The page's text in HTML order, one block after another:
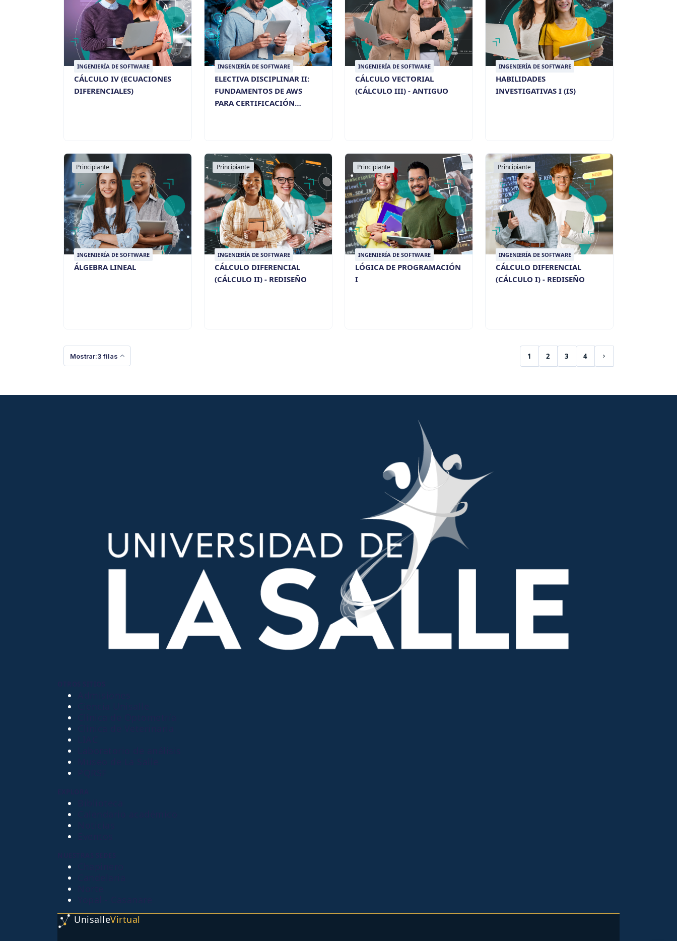
INGENIERÍA DE SOFTWARE
CÁLCULO IV (ECUACIONES
DIFERENCIALES)
INGENIERÍA DE SOFTWARE
ELECTIVA DISCIPLINAR II:
FUNDAMENTOS DE AWS
PARA CERTIFICACIÓN
INGENIERÍA DE SOFTWARE
CÁLCULO VECTORIAL
(CÁLCULO III) - ANTIGUO
INGENIERÍA DE SOFTWARE
HABILIDADES
INVESTIGATIVAS I (IS)
Principiante
INGENIERÍA DE SOFTWARE
ÁLGEBRA LINEAL
Principiante
INGENIERÍA DE SOFTWARE
CÁLCULO DIFERENCIAL
(CÁLCULO II) - REDISEÑO
Principiante
INGENIERÍA DE SOFTWARE
LÓGICA DE PROGRAMACIÓN
I
Principiante
INGENIERÍA DE SOFTWARE
CÁLCULO DIFERENCIAL
(CÁLCULO I) - REDISEÑO
Mostrar:3 filas 1
(current)
2 3 4
UnisalleVirtual